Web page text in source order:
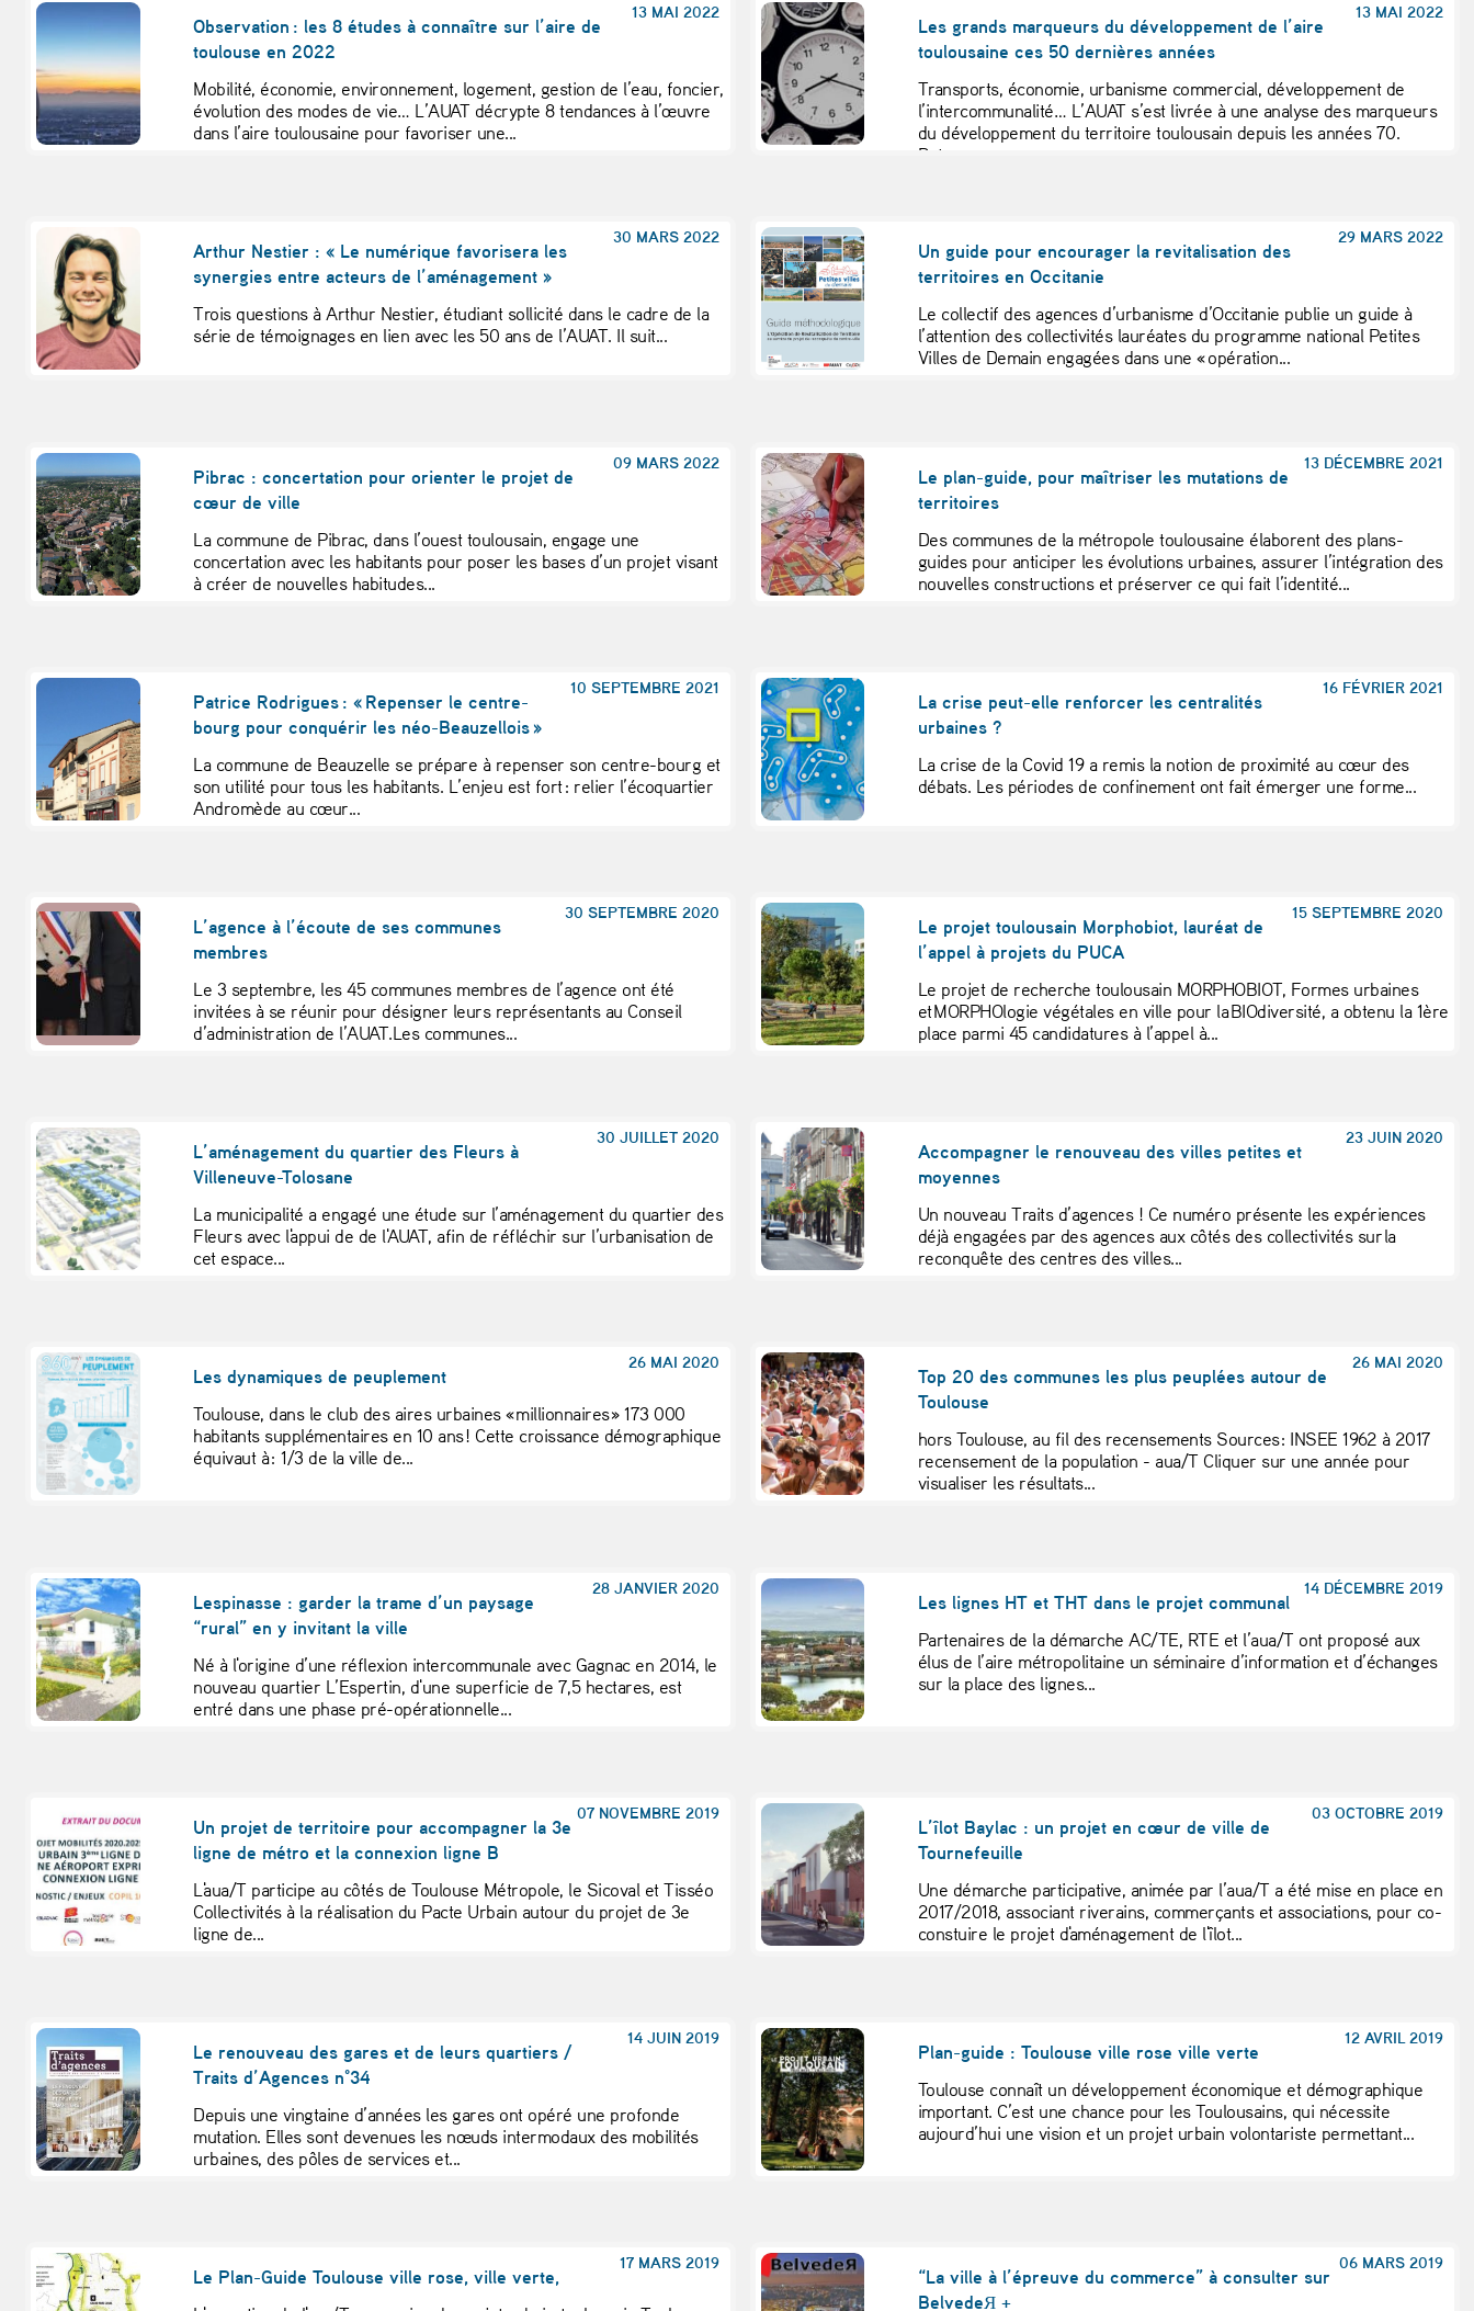
13 MAI 2022
Observation : les 8 études à connaître sur l’aire de
toulouse en 2022
Mobilité, économie, environnement, logement, gestion de l’eau, foncier,
évolution des modes de vie… L’AUAT décrypte 8 tendances à l’œuvre
dans l’aire toulousaine pour favoriser une...
13 MAI 2022
Les grands marqueurs du développement de l’aire
toulousaine ces 50 dernières années
Transports, économie, urbanisme commercial, développement de
l’intercommunalité… L’AUAT s’est livrée à une analyse des marqueurs
du développement du territoire toulousain depuis les années 70.
Retour...
30 MARS 2022
Arthur Nestier : « Le numérique favorisera les
synergies entre acteurs de l’aménagement »
Trois questions à Arthur Nestier, étudiant sollicité dans le cadre de la
série de témoignages en lien avec les 50 ans de l’AUAT. Il suit...
29 MARS 2022
Un guide pour encourager la revitalisation des
territoires en Occitanie
Le collectif des agences d’urbanisme d’Occitanie publie un guide à
l’attention des collectivités lauréates du programme national Petites
Villes de Demain engagées dans une « opération...
09 MARS 2022
Pibrac : concertation pour orienter le projet de
cœur de ville
La commune de Pibrac, dans l’ouest toulousain, engage une
concertation avec les habitants pour poser les bases d’un projet visant
à créer de nouvelles habitudes...
13 DÉCEMBRE 2021
Le plan-guide, pour maîtriser les mutations de
territoires
Des communes de la métropole toulousaine élaborent des plans-
guides pour anticiper les évolutions urbaines, assurer l’intégration des
nouvelles constructions et préserver ce qui fait l’identité...
10 SEPTEMBRE 2021
Patrice Rodrigues : « Repenser le centre-
bourg pour conquérir les néo-Beauzellois »
La commune de Beauzelle se prépare à repenser son centre-bourg et
son utilité pour tous les habitants. L’enjeu est fort : relier l’écoquartier
Andromède au cœur...
16 FÉVRIER 2021
La crise peut-elle renforcer les centralités
urbaines ?
La crise de la Covid 19 a remis la notion de proximité au cœur des
débats. Les périodes de confinement ont fait émerger une forme...
30 SEPTEMBRE 2020
L’agence à l’écoute de ses communes
membres
Le 3 septembre, les 45 communes membres de l’agence ont été
invitées à se réunir pour désigner leurs représentants au Conseil
d’administration de l’AUAT.Les communes...
15 SEPTEMBRE 2020
Le projet toulousain Morphobiot, lauréat de
l’appel à projets du PUCA
Le projet de recherche toulousain MORPHOBIOT, Formes urbaines
et MORPHOlogie végétales en ville pour la BIOdiversité, a obtenu la 1ère
place parmi 45 candidatures à l’appel à...
30 JUILLET 2020
L’aménagement du quartier des Fleurs à
Villeneuve-Tolosane
La municipalité a engagé une étude sur l’aménagement du quartier des
Fleurs avec l'appui de de l'AUAT, afin de réfléchir sur l’urbanisation de
cet espace...
23 JUIN 2020
Accompagner le renouveau des villes petites et
moyennes
Un nouveau Traits d’agences ! Ce numéro présente les expériences
déjà engagées par des agences aux côtés des collectivités sur la
reconquête des centres des villes...
26 MAI 2020
Les dynamiques de peuplement
Toulouse, dans le club des aires urbaines « millionnaires » 173 000
habitants supplémentaires en 10 ans ! Cette croissance démographique
équivaut à : 1/3 de la ville de...
26 MAI 2020
Top 20 des communes les plus peuplées autour de
Toulouse
hors Toulouse, au fil des recensements Sources : INSEE 1962 à 2017
recensement de la population - aua/T Cliquer sur une année pour
visualiser les résultats...
28 JANVIER 2020
Lespinasse : garder la trame d’un paysage
“rural” en y invitant la ville
Né à l'origine d’une réflexion intercommunale avec Gagnac en 2014, le
nouveau quartier L’Espertin, d'une superficie de 7,5 hectares, est
entré dans une phase pré-opérationnelle...
14 DÉCEMBRE 2019
Les lignes HT et THT dans le projet communal
Partenaires de la démarche AC/TE, RTE et l’aua/T ont proposé aux
élus de l’aire métropolitaine un séminaire d’information et d’échanges
sur la place des lignes...
07 NOVEMBRE 2019
Un projet de territoire pour accompagner la 3e
ligne de métro et la connexion ligne B
L'aua/T participe au côtés de Toulouse Métropole, le Sicoval et Tisséo
Collectivités à la réalisation du Pacte Urbain autour du projet de 3e
ligne de...
03 OCTOBRE 2019
L’îlot Baylac : un projet en cœur de ville de
Tournefeuille
Une démarche participative, animée par l’aua/T a été mise en place en
2017/2018, associant riverains, commerçants et associations, pour co-
constuire le projet d'aménagement de l'îlot...
14 JUIN 2019
Le renouveau des gares et de leurs quartiers /
Traits d’Agences n°34
Depuis une vingtaine d’années les gares ont opéré une profonde
mutation. Elles sont devenues les nœuds intermodaux des mobilités
urbaines, des pôles de services et...
12 AVRIL 2019
Plan-guide : Toulouse ville rose ville verte
Toulouse connaît un développement économique et démographique
important. C’est une chance pour les Toulousains, qui nécessite
aujourd’hui une vision et un projet urbain volontariste permettant...
17 MARS 2019
Le Plan-Guide Toulouse ville rose, ville verte,
06 MARS 2019
“La ville à l’épreuve du commerce” à consulter sur
BelvedeЯ +